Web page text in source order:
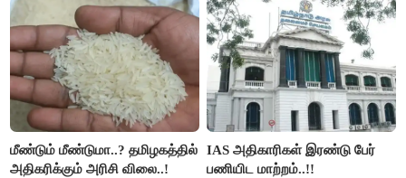
மீண்டும் மீண்டுமா..? தமிழகத்தில்
அதிகரிக்கும் அரிசி விலை..!
IAS அதிகாரிகள் இரண்டு பேர்
பணியிட மாற்றம்..!!